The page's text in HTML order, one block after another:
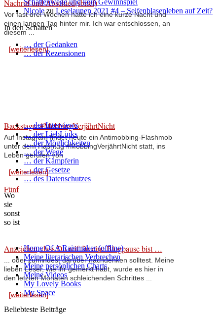
Nachruf und Abschied(sbrief)
Vor fast drei Wochen hatte ich eine kurze Nacht und
einen langen Tag hinter mir. Ich war entschlossen, an
diesem ...
[weiterlesen]
Backstage: #MobbingVerjährtNicht
Auf Instagram findet heute ein Antimobbing-Flashmob
unter dem Hashtag #MobbingVerjährtNicht statt, ins
Leben gerufen von
[weiterlesen]
Fünf
Anzeichen, dass Du reif für eine Blogpause bist …
... oder zumindest darüber nachdenken solltest. Meine
lieben Leser, wie ihr gemerkt habt, wurde es hier in
den letzten Monaten schleichenden Schrittes ...
[weiterlesen]
Schattenwege und kein Gewinnspiel
Nicolezu Leselaunen 2021 #4 – Seifenblasenleben auf Zeit?
In den Schatten
… der Gedanken
… der Rezensionen
… der Interviews
… der LiebLinks
… der Möglichkeiten
… der Wege
… der Kämpferin
… der Gesetze
… des Datenschutzes
Wo
sie
sonst
so ist
Home Of A Rainmaker (offline)
Meine literarischen Verbrechen
Meine persönlichen Charts
Meine Videos
My Lovely Books
My Space
Beliebteste Beiträge